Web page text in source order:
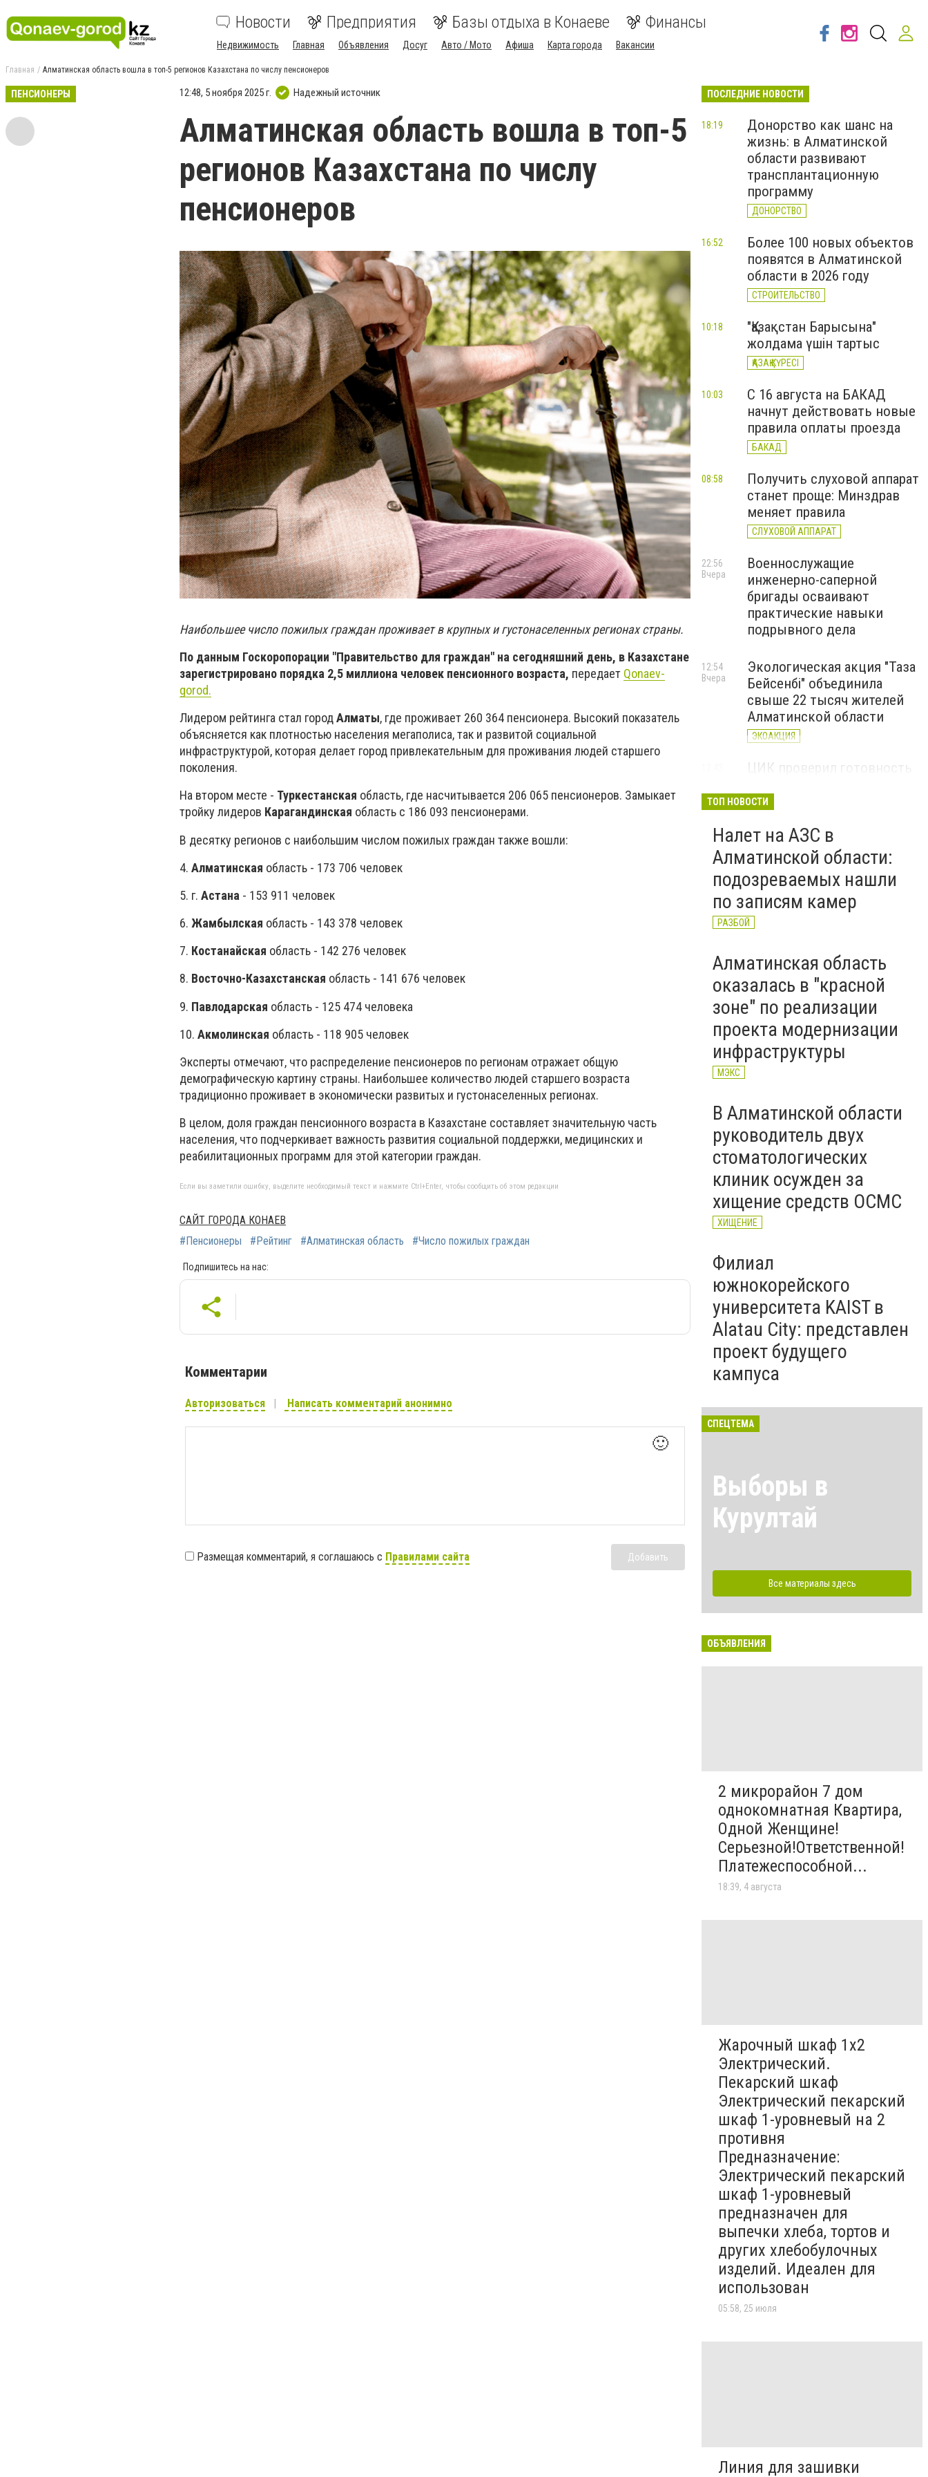
Новости Предприятия Базы отдыха в Конаеве Финансы
Недвижимость Главная Объявления Досуг Авто / Мото Афиша Карта города Вакансии
Главная Алматинская область вошла в топ-5 регионов Казахстана по числу пенсионеров
ПЕНСИОНЕРЫ 12:48, 5 ноября 2025 г. Надежный источник
Алматинская область вошла в топ-5
регионов Казахстана по числу
пенсионеров
Наибольшее число пожилых граждан проживает в крупных и густонаселенных регионах страны.
По данным Госкоропорации "Правительство для граждан" на сегодняшний день, в Казахстане
зарегистрировано порядка 2,5 миллиона человек пенсионного возраста, передает Qonaev-
gorod.
Лидером рейтинга стал городАлматы, где проживает 260 364 пенсионера. Высокий показатель
объясняется как плотностью населения мегаполиса, так и развитой социальной
инфраструктурой, которая делает город привлекательным для проживания людей старшего
поколения.
На втором месте - Туркестанская область, где насчитывается 206 065 пенсионеров. Замыкает
тройку лидеров Карагандинская область с 186 093 пенсионерами.
В десятку регионов с наибольшим числом пожилых граждан также вошли:
4. Алматинская область - 173 706 человек
5. г. Астана - 153 911 человек
6. Жамбылская область - 143 378 человек
7. Костанайская область - 142 276 человек
8. Восточно-Казахстанская область - 141 676 человек
9. Павлодарская область - 125 474 человека
10. Акмолинская область - 118 905 человек
Эксперты отмечают, что распределение пенсионеров по регионам отражает общую
демографическую картину страны. Наибольшее количество людей старшего возраста
традиционно проживает в экономически развитых и густонаселенных регионах.
В целом, доля граждан пенсионного возраста в Казахстане составляет значительную часть
населения, что подчеркивает важность развития социальной поддержки, медицинских и
реабилитационных программ для этой категории граждан.
Если вы заметили ошибку, выделите необходимый текст и нажмите Ctrl+Enter, чтобы сообщить об этом редакции
САЙТ ГОРОДА КОНАЕВ
#Пенсионеры
#Рейтинг #Алматинская область #Число пожилых граждан
Подпишитесь на нас:
Комментарии
Авторизоваться Написать комментарий анонимно
🙂
Размещая комментарий, я соглашаюсь с Правилами сайта Добавить
ПОСЛЕДНИЕ НОВОСТИ
Донорство как шанс на
жизнь: в Алматинской
области развивают
трансплантационную
программу
ДОНОРСТВО
18:19
Более 100 новых объектов
появятся в Алматинской
области в 2026 году
СТРОИТЕЛЬСТВО
16:52
"Қазақстан Барысына"
жолдама үшін тартыс
ҚАЗАҚ КҮРЕСІ
10:18
С 16 августа на БАКАД
начнут действовать новые
правила оплаты проезда
БАКАД
10:03
Получить слуховой аппарат
станет проще: Минздрав
меняет правила
СЛУХОВОЙ АППАРАТ
08:58
Военнослужащие
инженерно-саперной
бригады осваивают
практические навыки
подрывного дела
22:56
Вчера
Экологическая акция "Таза
Бейсенбі" объединила
свыше 22 тысяч жителей
Алматинской области
ЭКОАКЦИЯ
12:54
Вчера
ЦИК проверил готовность
выборам депутатов
ВЫБОРЫ
ТОП НОВОСТИ
Налет на АЗС в
Алматинской области:
подозреваемых нашли
по записям камер
РАЗБОЙ
Алматинская область
оказалась в "красной
зоне" по реализации
проекта модернизации
инфраструктуры
МЭКС
В Алматинской области
руководитель двух
стоматологических
клиник осужден за
хищение средств ОСМС
ХИЩЕНИЕ
Филиал
южнокорейского
университета KAIST в
Alatau City: представлен
проект будущего
кампуса
СПЕЦТЕМА
Выборы в
Курултай
Все материалы здесь
ОБЪЯВЛЕНИЯ
2 микрорайон 7 дом
однокомнатная Квартира,
Одной Женщине!
Серьезной!Ответственной!
Платежеспособной...
18:39, 4 августа
Жарочный шкаф 1х2
Электрический.
Пекарский шкаф
Электрический пекарский
шкаф 1-уровневый на 2
противня
Предназначение:
Электрический пекарский
шкаф 1-уровневый
предназначен для
выпечки хлеба, тортов и
других хлебобулочных
изделий. Идеален для
использован
05:58, 25 июля
Линия для зашивки